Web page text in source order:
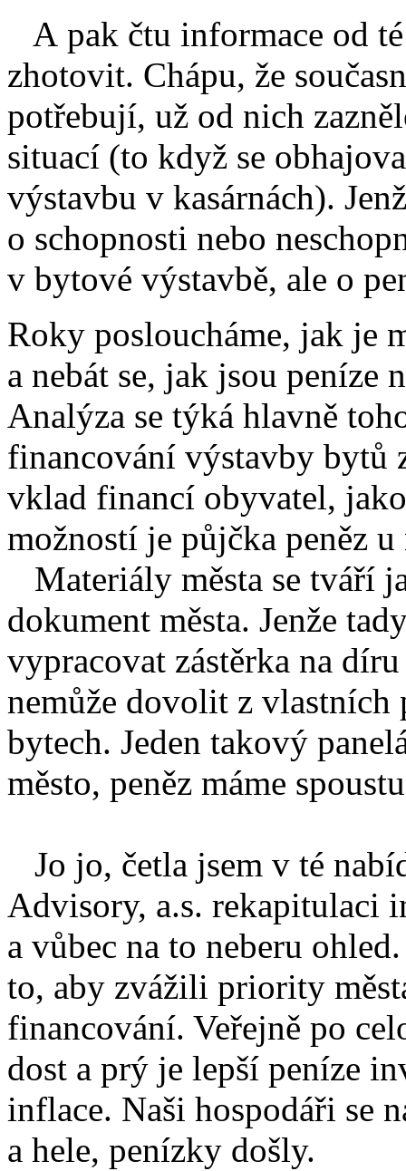
A pak čtu informace od
zhotovit. Chápu, že
potřebují, už od nich
situací (to když se
výstavbu v kasárnách).
o schopnosti nebo
v bytové výstavbě, ale o
Roky posloucháme, jak je
a nebát se, jak jsou peníze
Analýza se týká hlavně
financování výstavby bytů
vklad financí obyvatel,
možností je půjčka peněz u
Materiály města se tváří
dokument města. Jenže
vypracovat zástěrka na
nemůže dovolit z vlastních
bytech. Jeden takový
město, peněz máme
Jo jo, četla jsem v té
Advisory, a.s. rekapitulaci
a vůbec na to neberu
to, aby zvážili priority
financování. Veřejně po
dost a prý je lepší peníze
inflace. Naši hospodáři se
a hele, penízky došly.